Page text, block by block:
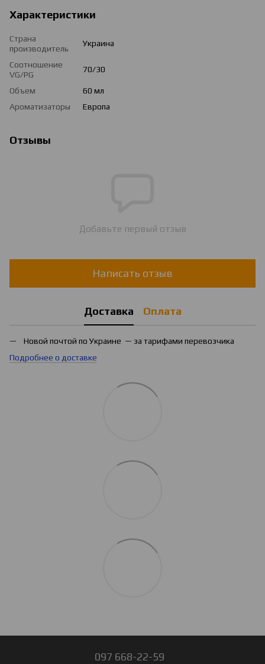
Характеристики
Страна
производитель
Украина
Соотношение
VG/PG
70/30
Объем
60 мл
Ароматизаторы
Европа
Отзывы
Добавьте первый отзыв
Написать отзыв
Доставка Оплата
Новой почтой по Украине — за тарифами перевозчика
Подробнее о доставке
097 668-22-59